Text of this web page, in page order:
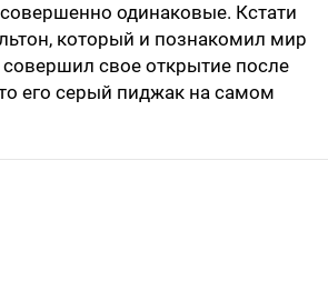
одинаковые. Кстати
который и познакомил мир
свое открытие после
его серый пиджак на самом